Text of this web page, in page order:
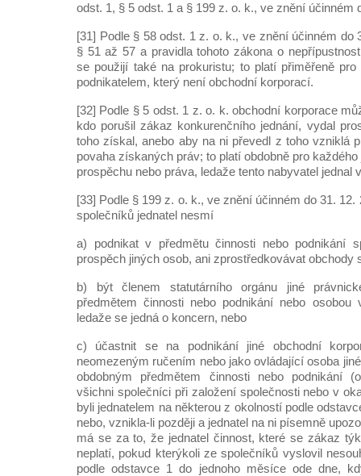
odst. 1, § 5 odst. 1 a § 199 z. o. k., ve znění účinném
[31] Podle § 58 odst. 1 z. o. k., ve znění účinném do
§ 51 až 57 a pravidla tohoto zákona o
se použijí také na prokuristu; to platí přiměřeně pro
podnikatelem, který není obchodní korporací.
[32] Podle § 5 odst. 1 z. o. k. obchodní korporace
kdo porušil zákaz konkurenčního jednání, vydal
toho získal, anebo aby na ni převedl z toho vzniklá
povaha získaných práv; to platí obdobně pro
prospěchu nebo práva, ledaže tento nabyvatel jednal
[33] Podle § 199 z. o. k., ve znění účinném do 31.
společníků jednatel nesmí
a) podnikat v předmětu činnosti nebo podnikání
prospěch jiných osob, ani zprostředkovávat obchody
b) být členem statutárního orgánu jiné
předmětem činnosti nebo podnikání nebo osobou
ledaže se jedná o koncern, nebo
c) účastnit se na podnikání jiné obchodní
neomezeným ručením nebo jako ovládající osoba
obdobným předmětem činnosti nebo podnikání
všichni společníci při založení společnosti nebo v
byli jednatelem na některou z okolností podle
nebo, vznikla-li později a jednatel na ni písemně
má se za to, že jednatel činnost, které se zákaz
neplatí, pokud kterýkoli ze společníků vyslovil
podle odstavce 1 do jednoho měsíce ode dne,